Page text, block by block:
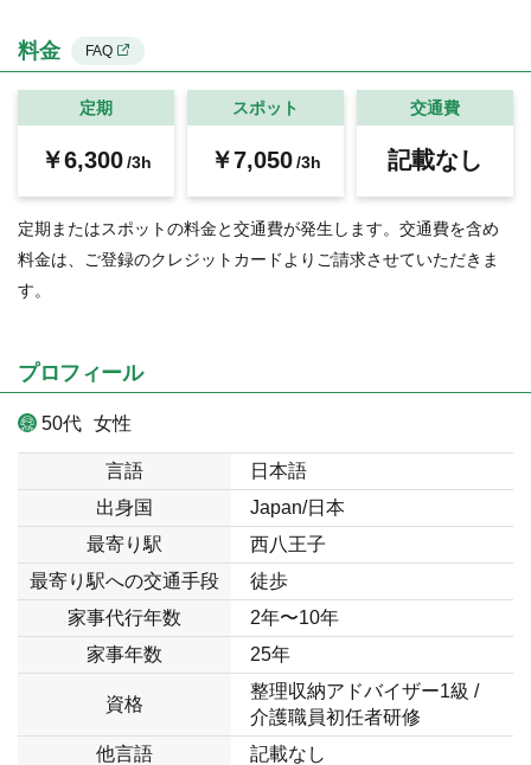
料金 FAQ
定期
￥6,300/3h
スポット
￥7,050/3h
交通費
記載なし
定期またはスポットの料金と交通費が発生します。交通費を含め
料金は、ご登録のクレジットカードよりご請求させていただきま
す。
プロフィール
50代 女性
言語
日本語
出身国
Japan/日本
最寄り駅
西八王子
最寄り駅への交通手段
徒歩
家事代行年数
2年〜10年
家事年数
25年
資格
整理収納アドバイザー1級 /
介護職員初任者研修
他言語
記載なし